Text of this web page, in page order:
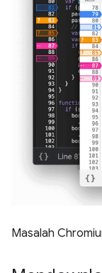
Masalah